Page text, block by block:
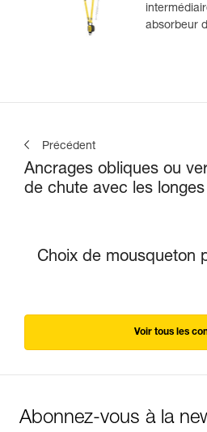
absorbeur
Précédent
Ancrages obliques ou
de chute avec les
Choix de mousqueton
Voir tous les
Abonnez-vous à la